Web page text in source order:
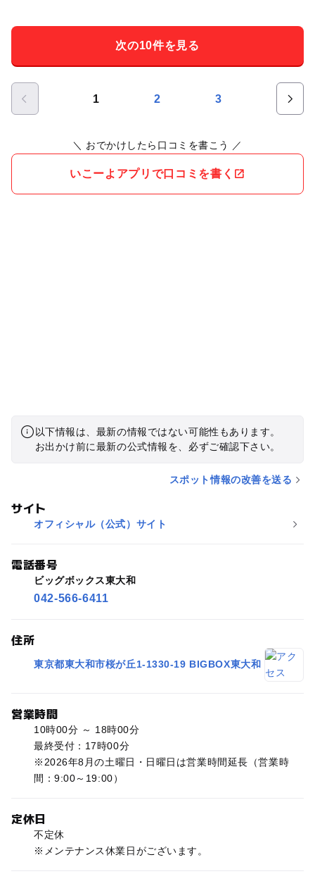
次の10件を見る
1 2 3
＼ おでかけしたら口コミを書こう ／
いこーよアプリで口コミを書く
以下情報は、最新の情報ではない可能性もあります。
お出かけ前に最新の公式情報を、必ずご確認下さい。
スポット情報の改善を送る
サイト
オフィシャル（公式）サイト
電話番号
ビッグボックス東大和
042-566-6411
住所
東京都東大和市桜が丘1-1330-19 BIGBOX東大和
営業時間
10時00分 ～ 18時00分
最終受付：17時00分
※2026年8月の土曜日・日曜日は営業時間延長（営業時
間：9:00～19:00）
定休日
不定休
※メンテナンス休業日がございます。